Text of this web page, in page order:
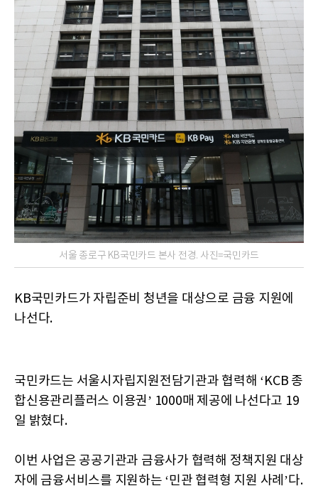
서울 종로구 KB국민카드 본사 전경. 사진=국민카드
KB국민카드가 자립준비 청년을 대상으로 금융 지원에
나선다.
국민카드는 서울시자립지원전담기관과 협력해 ‘KCB 종
합신용관리플러스 이용권’ 1000매 제공에 나선다고 19
일 밝혔다.
이번 사업은 공공기관과 금융사가 협력해 정책지원 대상
자에 금융서비스를 지원하는 ‘민관 협력형 지원 사례’다.